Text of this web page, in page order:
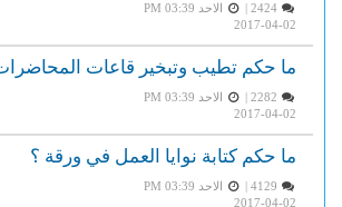
2424 |
الاحد PM 03:39
2017-04-02
ما حكم تطيب وتبخير قاعات
الاحد PM 03:39
2017-04-02
ما حكم كتابة نوايا العمل في ورقة ؟
الاحد PM 03:39
2017-04-02